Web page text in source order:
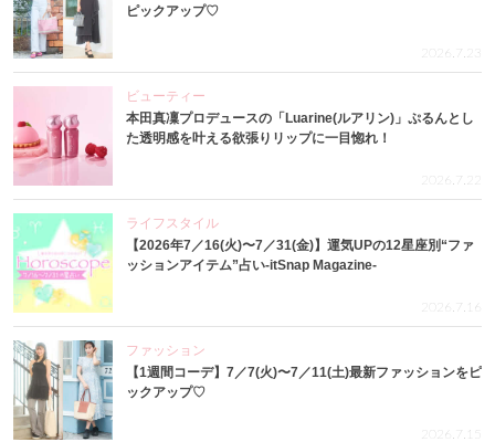
ピックアップ♡
2026.7.23
ビューティー
本田真凜プロデュースの「Luarine(ルアリン)」ぷるんとし
た透明感を叶える欲張りリップに一目惚れ！
2026.7.22
ライフスタイル
【2026年7／16(火)〜7／31(金)】運気UPの12星座別“ファ
ッションアイテム”占い-itSnap Magazine-
2026.7.16
ファッション
【1週間コーデ】7／7(火)〜7／11(土)最新ファッションをピ
ックアップ♡
2026.7.15